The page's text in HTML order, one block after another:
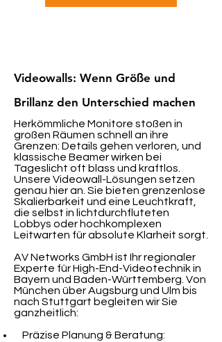
Videowalls: Wenn Größe und
Brillanz den Unterschied machen
Herkömmliche Monitore stoßen in
großen Räumen schnell an ihre
Grenzen: Details gehen verloren, und
klassische Beamer wirken bei
Tageslicht oft blass und kraftlos.
Unsere Videowall-Lösungen setzen
genau hier an. Sie bieten grenzenlose
Skalierbarkeit und eine Leuchtkraft,
die selbst in lichtdurchfluteten
Lobbys oder hochkomplexen
Leitwarten für absolute Klarheit sorgt.
AV Networks GmbH ist Ihr regionaler
Experte für High-End-Videotechnik in
Bayern und Baden-Württemberg. Von
München über Augsburg und Ulm bis
nach Stuttgart begleiten wir Sie
ganzheitlich:
Präzise Planung & Beratung: